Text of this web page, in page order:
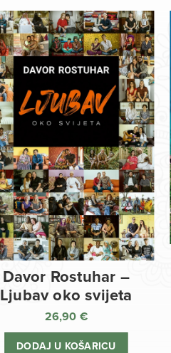
Davor Rostuhar –
Ljubav oko svijeta
26,90 €
DODAJ U KOŠARICU